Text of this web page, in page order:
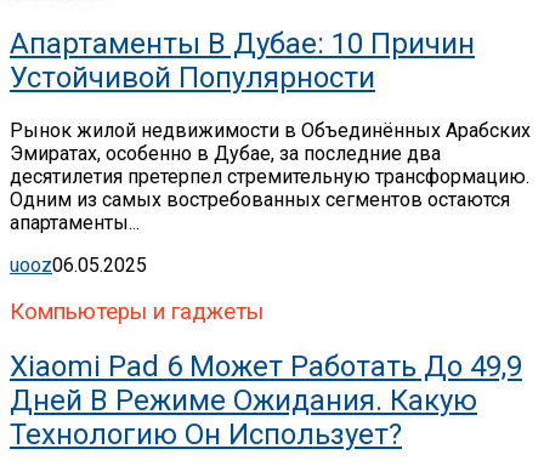
Апартаменты В Дубае: 10 Причин
Устойчивой Популярности
Рынок жилой недвижимости в Объединённых Арабских
Эмиратах, особенно в Дубае, за последние два
десятилетия претерпел стремительную трансформацию.
Одним из самых востребованных сегментов остаются
апартаменты...
uooz06.05.2025
Компьютеры и гаджеты
Xiaomi Pad 6 Может Работать До 49,9
Дней В Режиме Ожидания. Какую
Технологию Он Использует?